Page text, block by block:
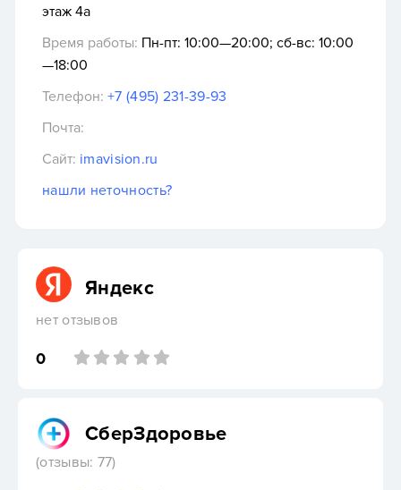
этаж 4а
Время работы: Пн-пт: 10:00—20:00; сб-вс: 10:00
—18:00
Телефон: +7 (495) 231-39-93
Почта:
Сайт: imavision.ru
нашли неточность?
Яндекс
нет отзывов
0
СберЗдоровье
(отзывы: 77)